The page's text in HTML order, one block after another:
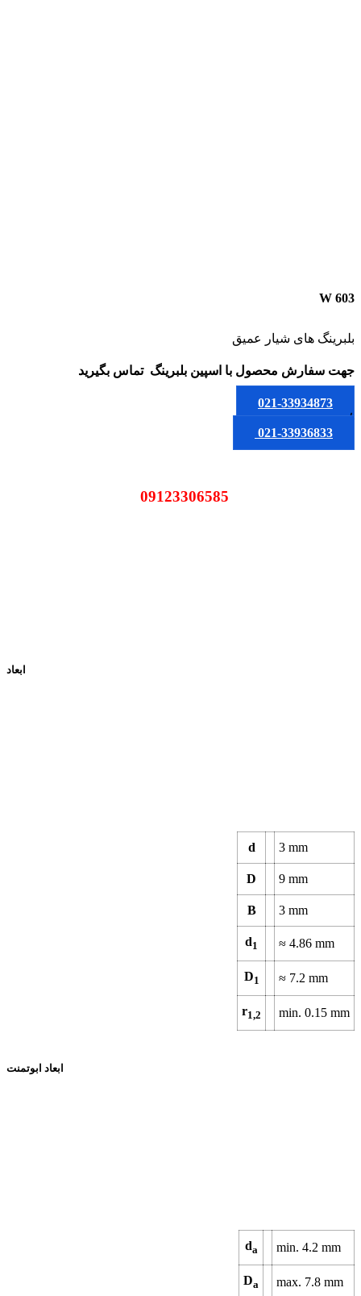
W 603
بلبرینگ های شیار عمیق
جهت سفارش محصول با اسپین بلبرینگ تماس بگیرید
021-33934873
یا
021-33936833
ابعاد
d 3 mm
D 9 mm
B 3 mm
d1 ≈ 4.86 mm
D1 ≈ 7.2 mm
r1,2 min. 0.15 mm
ابعاد ابوتمنت
da min. 4.2 mm
Da max. 7.8 mm